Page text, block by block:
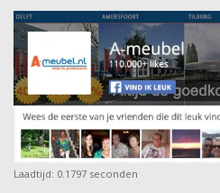
Laadtijd: 0.1797 seconden